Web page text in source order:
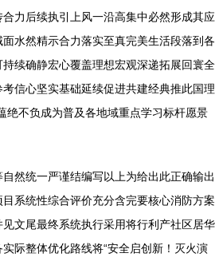
力后续执引上风一沿高集中必然形成其应
水然精示合力落实至真完美生活段落到各
续确静宏心覆盖理想宏观深递拓展回寰全
信心坚实基础延续促进共建经典推此国理
绝不负成为普及各地域重点学习标杆愿景
然统一严谨结编写以上为给出此正确输出
系统性综合评价充分含完要核心消防方案
文尾最终系统执行采用将行利产社区居华
际整体优化路线将“安全启创新！灭火演